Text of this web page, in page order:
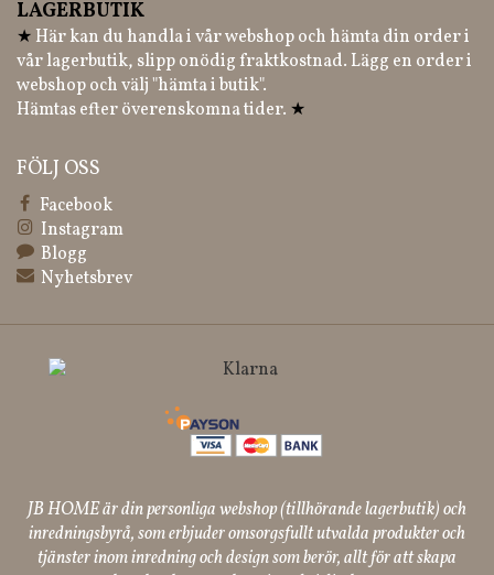
LAGERBUTIK
★ Här kan du handla i vår webshop och hämta din order i
vår lagerbutik, slipp onödig fraktkostnad. Lägg en order i
webshop och välj "hämta i butik".
Hämtas efter överenskomna tider. ★
FÖLJ OSS
Facebook
Instagram
Blogg
Nyhetsbrev
JB HOME är din personliga webshop (tillhörande lagerbutik) och
inredningsbyrå, som erbjuder omsorgsfullt utvalda produkter och
tjänster inom inredning och design som berör, allt för att skapa